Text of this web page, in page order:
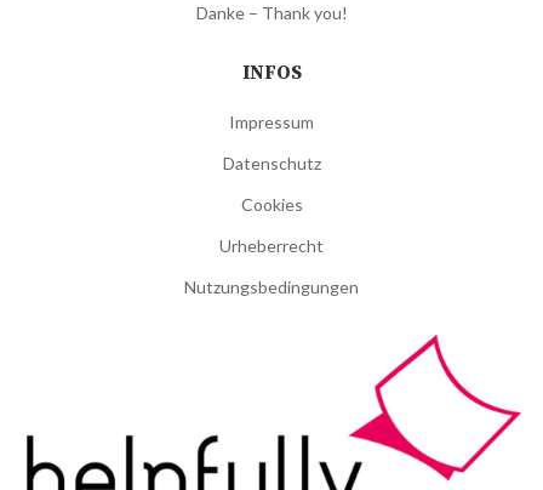
Danke – Thank you!
INFOS
Impressum
Datenschutz
Cookies
Urheberrecht
Nutzungsbedingungen